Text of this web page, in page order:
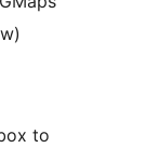
to